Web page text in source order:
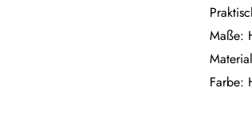
Maße:
Farbe: